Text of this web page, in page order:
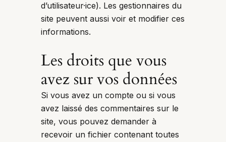
d’utilisateur·ice). Les gestionnaires du
site peuvent aussi voir et modifier ces
informations.
Les droits que vous
avez sur vos données
Si vous avez un compte ou si vous
avez laissé des commentaires sur le
site, vous pouvez demander à
recevoir un fichier contenant toutes